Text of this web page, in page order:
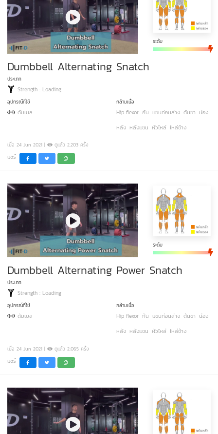
ระดับ
Dumbbell Alternating Snatch
ประเภท
Strength : Loading
อุปกรณ์ที่ใช้
ดัมเบล
กล้ามเนื้อ
Hip flexor ก้น แขนท่อนล่าง ต้นขา น่อง
หลัง หลังแขน หัวไหล่ ไหล่ข้าง
เมื่อ 24 Jun 2021 | ดูแล้ว 2,203 ครั้ง
แชร์
ระดับ
Dumbbell Alternating Power Snatch
ประเภท
Strength : Loading
อุปกรณ์ที่ใช้
ดัมเบล
กล้ามเนื้อ
Hip flexor ก้น แขนท่อนล่าง ต้นขา น่อง
หลัง หลังแขน หัวไหล่ ไหล่ข้าง
เมื่อ 24 Jun 2021 | ดูแล้ว 2,065 ครั้ง
แชร์